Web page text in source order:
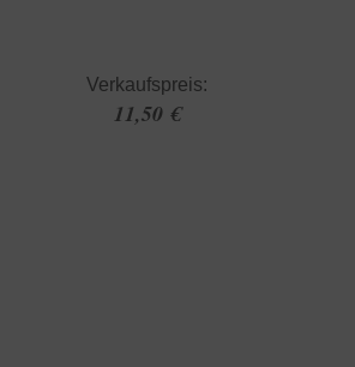
Verkaufspreis:
11,50 €